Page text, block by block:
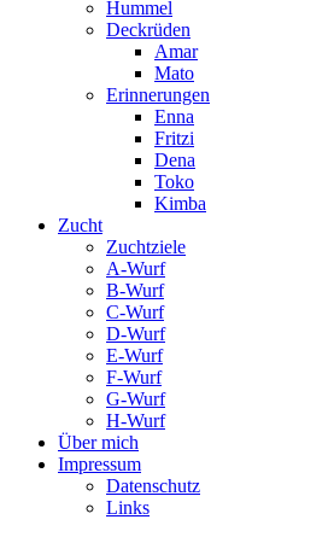
Hummel
Deckrüden
Amar
Mato
Erinnerungen
Enna
Fritzi
Dena
Toko
Kimba
Zucht
Zuchtziele
A-Wurf
B-Wurf
C-Wurf
D-Wurf
E-Wurf
F-Wurf
G-Wurf
H-Wurf
Über mich
Impressum
Datenschutz
Links